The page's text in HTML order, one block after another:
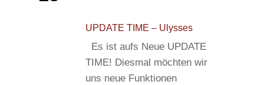
UPDATE TIME – Ulysses
Es ist aufs Neue UPDATE
TIME! Diesmal möchten wir
uns neue Funktionen